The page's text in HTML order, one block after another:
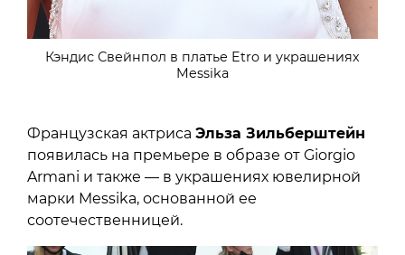
Кэндис Свейнпол в платье Etro и украшениях
Messika
Французская актриса Эльза Зильберштейн
появилась на премьере в образе от Giorgio
Armani и также — в украшениях ювелирной
марки Messika, основанной ее
соотечественницей.